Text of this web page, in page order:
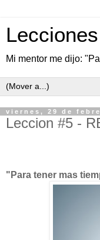
Mi mentor me dijo:
viernes, 29 de
Leccion #5 -
"Para tener mas